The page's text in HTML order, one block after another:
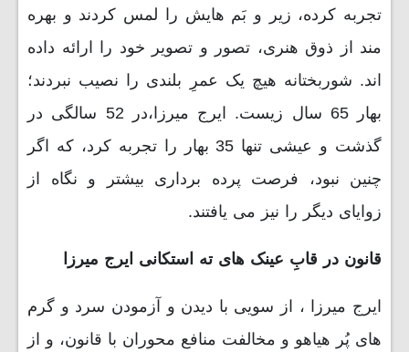
تجربه کرده، زیر و بَم هایش را لمس کردند و بهره
مند از ذوق هنری، تصور و تصویر خود را ارائه داده
اند. شوربختانه هیچ یک عمرِ بلندی را نصیب نبردند؛
بهار 65 سال زیست. ایرج میرزا،در 52 سالگی در
گذشت و عیشی تنها 35 بهار را تجربه کرد، که اگر
چنین نبود، فرصت پرده برداری بیشتر و نگاه از
زوایای دیگر را نیز می یافتند.
قانون در قابِ عینک های ته استکانی ایرج میرزا
ایرج میرزا ، از سویی با دیدن و آزمودن سرد و گرم
های پُر هیاهو و مخالفت منافع محوران با قانون، و از